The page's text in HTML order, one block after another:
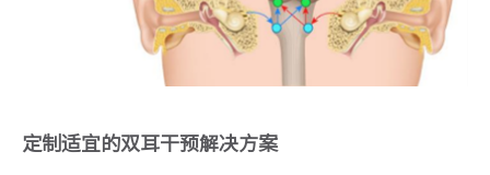
定制适宜的双耳干预解决方案